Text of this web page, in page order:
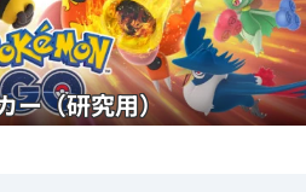
ー（研究用）